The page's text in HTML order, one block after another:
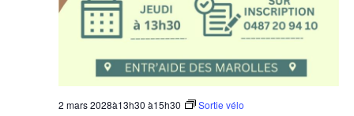
2 mars 2028à13h30 à15h30 Sortie vélo